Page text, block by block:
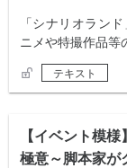
「シナリオラン
ニメや特撮作品等
テキスト
【イベント模
極意～脚本家が